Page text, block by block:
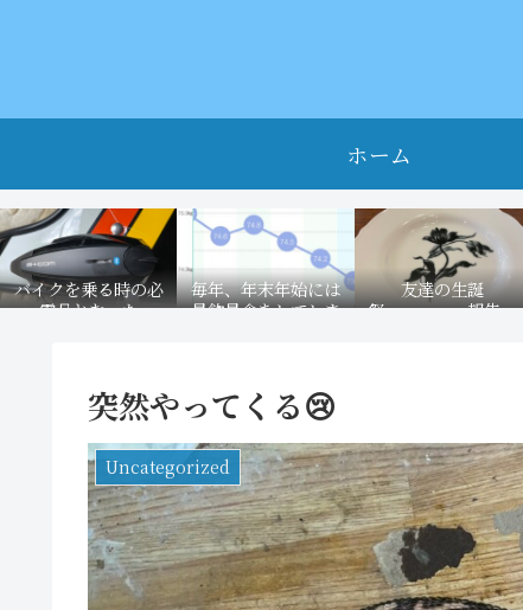
ホーム
バイクを乗る時の必
需品となった
ない。
毎年、年末年始には
暴飲暴食をしてしま
イ事に。
友達の生誕
祭．．．．．報告。
突然やってくる😢
Uncategorized